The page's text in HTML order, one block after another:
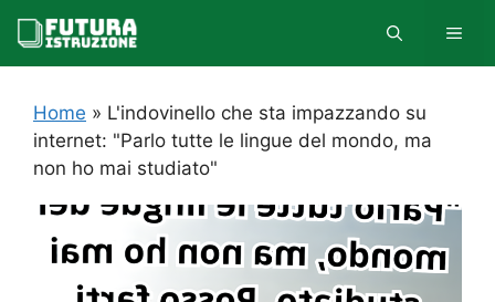
contenuto
Home » L'indovinello che sta impazzando su
internet: "Parlo tutte le lingue del mondo, ma
non ho mai studiato"